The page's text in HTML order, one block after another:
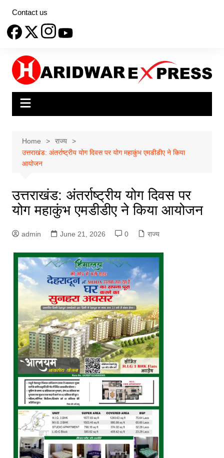
content
Contact us
Home
राज्य
उत्तराखंड: अंतर्राष्ट्रीय योग दिवस पर योग महाकुंभ एमडीडीए ने किया
आयोजन
उत्तराखंड: अंतर्राष्ट्रीय योग दिवस पर
योग महाकुंभ एमडीडीए ने किया आयोजन
admin June 21, 2026 0 राज्य